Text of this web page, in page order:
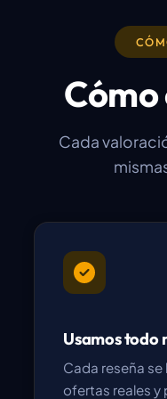
Cada
Usamos todo
Cada reseña
ofertas reales y